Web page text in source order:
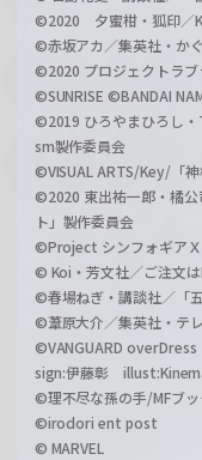
©2020 夕蜜柑・狐印／
©赤坂アカ／集英社・か
©2020 プロジェクトラブ
©SUNRISE ©BANDAI
©2019 ひろやまひろし
sm製作委員会
©VISUAL ARTS/Key/「
©2020 東出祐一郎・橘公
ト」製作委員会
©Project シンフォギア
© Koi・芳文社／ご注文は
©春場ねぎ・講談社／「
©葦原大介／集英社・テ
©VANGUARD
sign:伊藤彰
©理不尽な孫の手/MFブ
©irodori ent post
© MARVEL